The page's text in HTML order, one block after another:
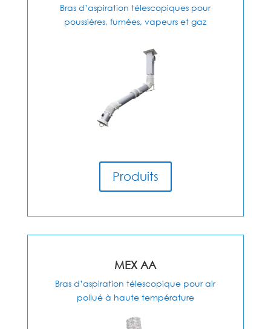
Bras d’aspiration télescopiques pour
poussières, fumées, vapeurs et gaz
Produits
MEX AA
Bras d’aspiration télescopique pour air
pollué à haute température